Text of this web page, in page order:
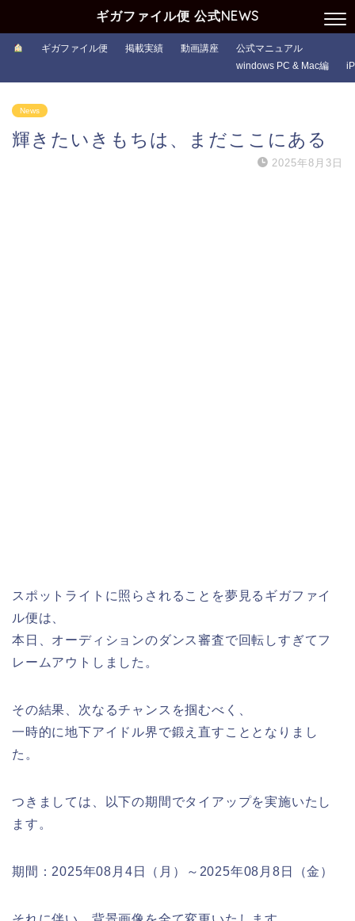
ギガファイル便 公式NEWS
ギガファイル便 掲載実績 動画講座
公式マニュアル
windows PC & Mac編
News
輝きたいきもちは、まだここにある
2025年8月3日
スポットライトに照らされることを夢見るギガファイ
ル便は、
本日、オーディションのダンス審査で回転しすぎてフ
レームアウトしました。
その結果、次なるチャンスを掴むべく、
一時的に地下アイドル界で鍛え直すこととなりまし
た。
つきましては、以下の期間でタイアップを実施いたし
ます。
期間：2025年08月4日（月）～2025年08月8日（金）